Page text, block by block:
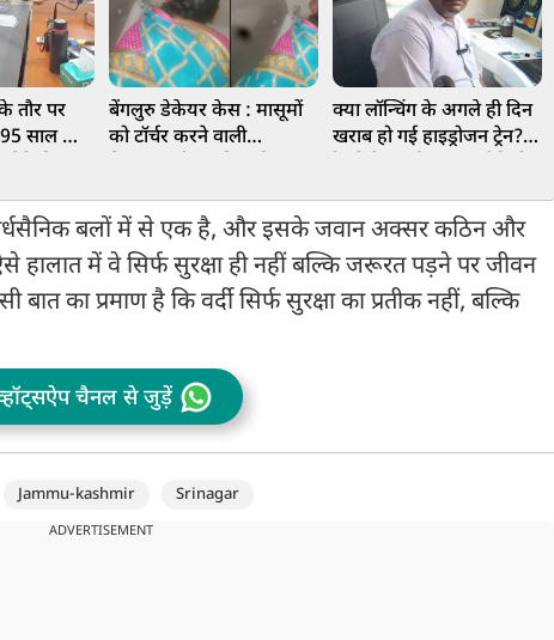
तौर पर
साल की
बेंगलुरु डेकेयर केस : मासूमों
को टॉर्चर करने वाली
क्या लॉन्चिंग के अगले ही दिन
खराब हो गई हाइड्रोजन ट्रेन?
बलों में से एक है, और इसके जवान अक्सर कठिन और
हालात में वे सिर्फ सुरक्षा ही नहीं बल्कि जरूरत पड़ने पर जीवन
का प्रमाण है कि वर्दी सिर्फ सुरक्षा का प्रतीक नहीं, बल्कि
चैनल से जुड़ें
Jammu-kashmir Srinagar
ADVERTISEMENT